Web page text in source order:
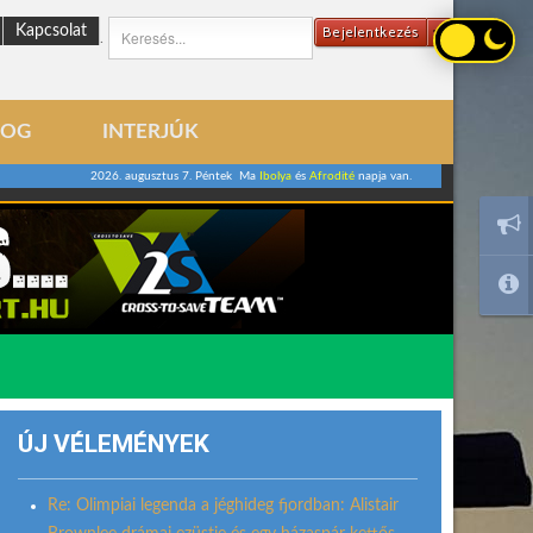
Bejelentkezés
Kapcsolat
INTERJÚK
2026. augusztus 7. Péntek Ma Ibolyaés Afroditénapja van.
ÚJ VÉLEMÉNYEK
Re: Olimpiai legenda a jéghideg fjordban: Alistair